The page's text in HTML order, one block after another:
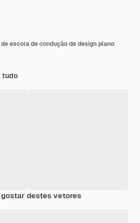
escola de condução de design plano
tudo
destes vetores